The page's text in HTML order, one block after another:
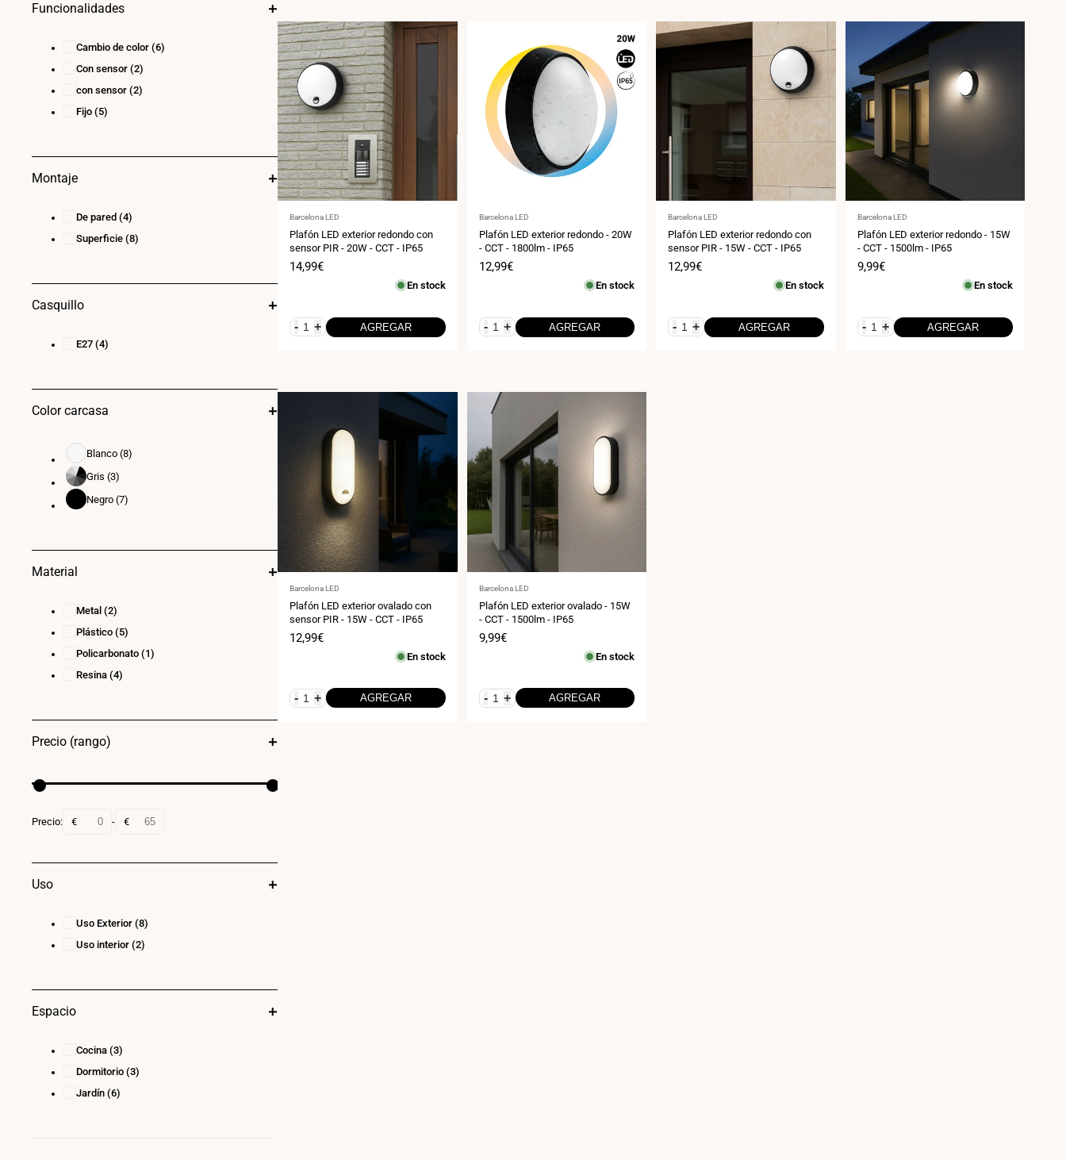
Proveedor:
Barcelona LED
Plafón LED exterior redondo con
sensor PIR - 20W - CCT - IP65
Precio
14,99€
En stock
- + AGREGAR
Proveedor:
Barcelona LED
Plafón LED exterior redondo - 20W
- CCT - 1800lm - IP65
Precio
12,99€
En stock
- + AGREGAR
Proveedor:
Barcelona LED
Plafón LED exterior redondo con
sensor PIR - 15W - CCT - IP65
Precio
12,99€
En stock
- + AGREGAR
Proveedor:
Barcelona LED
Plafón LED exterior redondo - 15W
- CCT - 1500lm - IP65
Precio
9,99€
En stock
- + AGREGAR
Proveedor:
Barcelona LED
Plafón LED exterior ovalado con
sensor PIR - 15W - CCT - IP65
Precio
12,99€
En stock
- + AGREGAR
Proveedor:
Barcelona LED
Plafón LED exterior ovalado - 15W
- CCT - 1500lm - IP65
Precio
9,99€
En stock
- + AGREGAR
Funcionalidades
Cambio de color (6)
Con sensor (2)
con sensor (2)
Fijo (5)
Montaje
De pared (4)
Superficie (8)
Casquillo
E27 (4)
Color carcasa
BlancoBlanco (8)
Gris Gris (3)
NegroNegro (7)
Material
Metal (2)
Plástico (5)
Policarbonato (1)
Resina (4)
Precio (rango)
Precio: € - €
Uso
Uso Exterior (8)
Uso interior (2)
Espacio
Cocina (3)
Dormitorio (3)
Jardín (6)